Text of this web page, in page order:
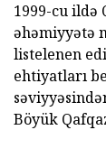
1999-cu ildə
əhəmiyyətə
listelenen
ehtiyatları
Böyük